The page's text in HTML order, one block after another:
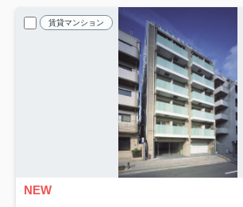
賃貸マンション
NEW